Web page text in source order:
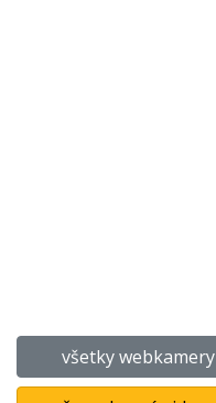
všetky webkamery